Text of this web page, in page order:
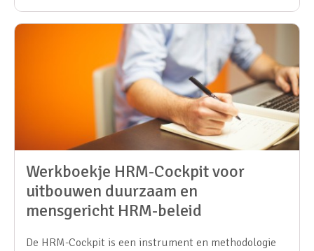
Werkboekje HRM-Cockpit voor
uitbouwen duurzaam en
mensgericht HRM-beleid
De HRM-Cockpit is een instrument en methodologie